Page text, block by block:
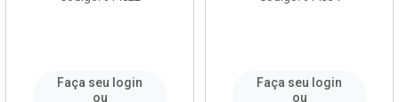
Faça seu login
ou
Faça seu login
ou